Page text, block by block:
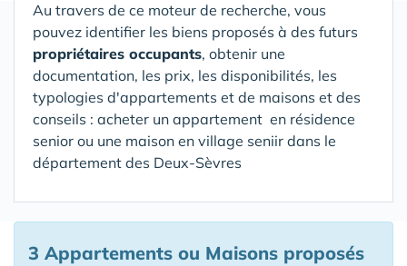
Au travers de ce moteur de recherche, vous
pouvez identifier les biens proposés à des futurs
propriétaires occupants, obtenir une
documentation, les prix, les disponibilités, les
typologies d'appartements et de maisons et des
conseils : acheter un appartement en résidence
senior ou une maison en village seniir dans le
département des Deux-Sèvres
3 Appartements ou Maisons proposés